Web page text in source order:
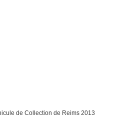
de Collection de Reims 2013